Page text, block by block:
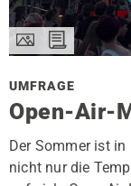
UMFRAGE
Open-Air-
Der Sommer ist
nicht nur die